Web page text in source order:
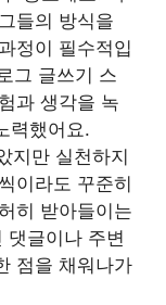
들의 방식을
정이 필수적입
그 글쓰기 스
과 생각을 녹
력했어요.
지만 실천하지
이라도 꾸준히
히 받아들이는
댓글이나 주변
점을 채워나가